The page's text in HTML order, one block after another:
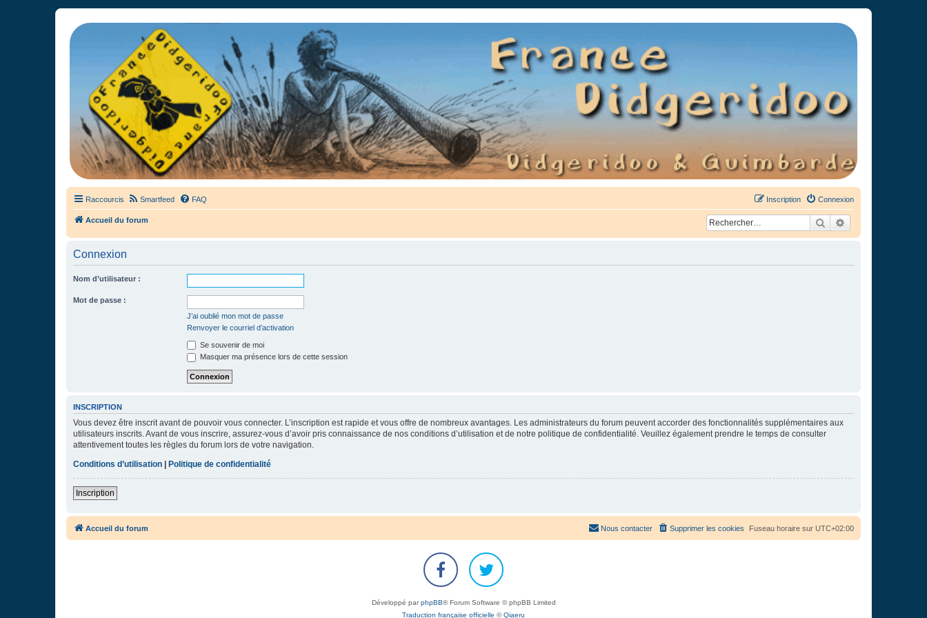
France Didgeridoo
Didgeridoo et Guimbarde sur France Didgeridoo - retrouvez la communauté.
Raccourcis Smartfeed FAQ Connexion
Inscription
Accueil du forum Rechercher
Connexion
Nom d’utilisateur :
Mot de passe :
J’ai oublié mon mot de passe
Renvoyer le courriel d’activation
Se souvenir de moi
Masquer ma présence lors de cette session
INSCRIPTION
Vous devez être inscrit avant de pouvoir vous connecter. L’inscription est rapide et vous offre de nombreux avantages. Les administrateurs du forum peuvent accorder des fonctionnalités supplémentaires aux
utilisateurs inscrits. Avant de vous inscrire, assurez-vous d’avoir pris connaissance de nos conditions d’utilisation et de notre politique de confidentialité. Veuillez également prendre le temps de consulter
attentivement toutes les règles du forum lors de votre navigation.
Conditions d’utilisation
Politique de confidentialité
Inscription
Accueil du forum Fuseau horaire sur UTC+02:00
Supprimer les cookies
Nous contacter
Développé parphpBB® Forum Software © phpBB Limited
Traduction française officielle ©Qiaeru